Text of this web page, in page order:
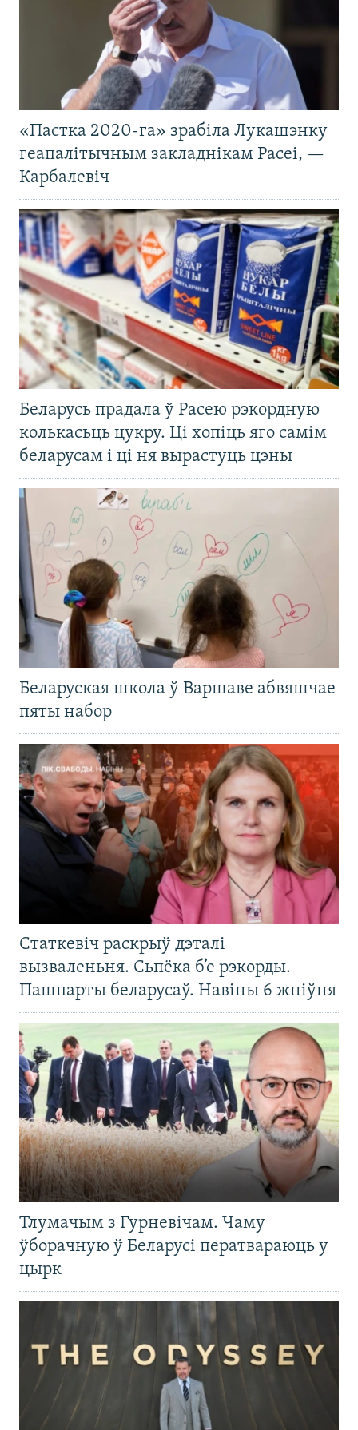
«Пастка 2020-га» зрабіла Лукашэнку
геапалітычным закладнікам Расеі, —
Карбалевіч
Беларусь прадала ў Расею рэкордную
колькасьць цукру. Ці хопіць яго самім
беларусам і ці ня вырастуць цэны
Беларуская школа ў Варшаве абвяшчае
пяты набор
Статкевіч раскрыў дэталі
вызваленьня. Сьпёка б’е рэкорды.
Пашпарты беларусаў. Навіны 6 жніўня
Тлумачым з Гурневічам. Чаму
ўборачную ў Беларусі ператвараюць у
цырк